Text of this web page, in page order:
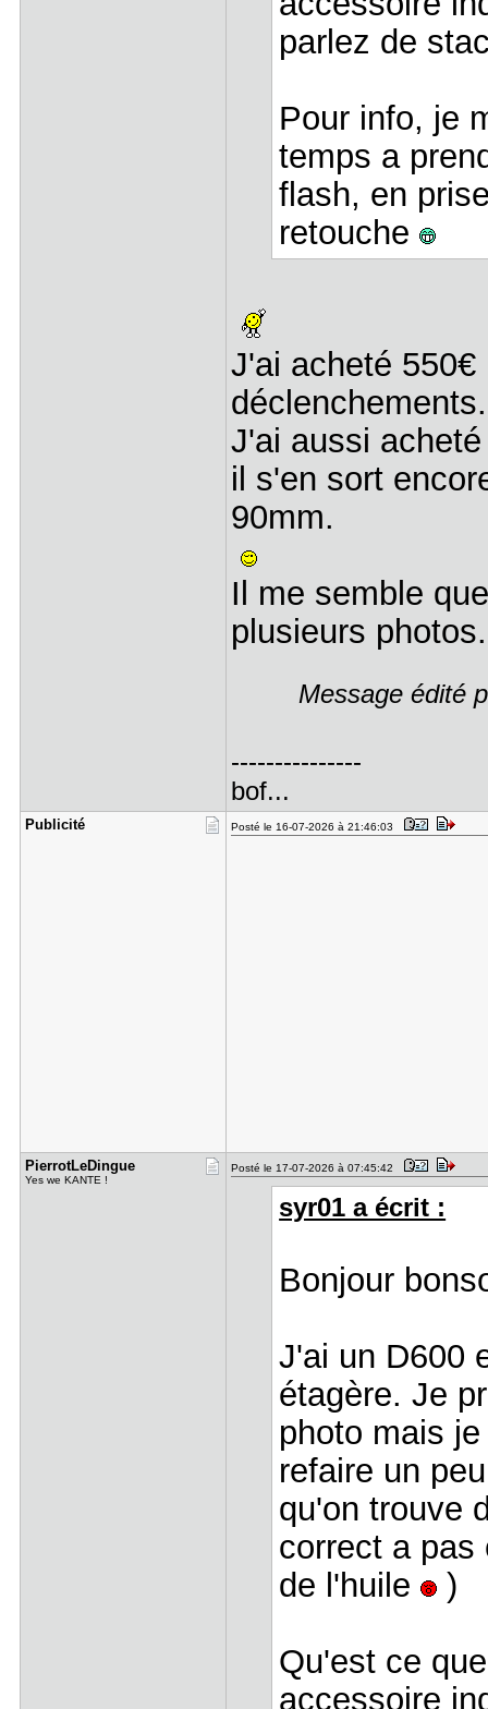
parlez de
Pour info, je
temps a
flash, en
retouche
J'ai acheté 550€
déclenchements.
J'ai aussi
il s'en sort
90mm.
Il me semble
plusieurs photos.
Message édité
---------------
bof...
Publicité Posté le 16-07-2026 à 21:46:03
PierrotLeD​ingue
Yes we KANTE !
Posté le 17-07-2026 à 07:45:42
syr01 a écrit :
Bonjour
J'ai un D600
étagère. Je
photo mais
refaire un
qu'on trouve
correct a pas
de l'huile
)
Qu'est ce
accessoire